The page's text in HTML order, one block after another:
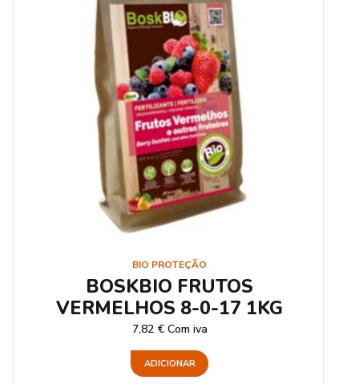
BIO PROTEÇÃO
BOSKBIO FRUTOS
VERMELHOS 8-0-17 1KG
7,82 € Com iva
ADICIONAR